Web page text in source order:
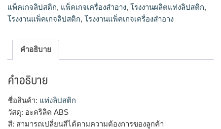
แพ็คเกจลิปสติก, แพ็คเกจเครื่องสำอาง, โรงงานผลิตแท่งลิปสติก,
โรงงานแพ็คเกจลิปสติก, โรงงานแพ็คเกจเครื่องสำอาง
คำอธิบาย
คำอธิบาย
ชื่อสินค้า: แท่งลิปสติก
วัสดุ: อะคริลิค ABS
สี: สามารถเปลี่ยนสีได้ตามความต้องการของลูกค้า